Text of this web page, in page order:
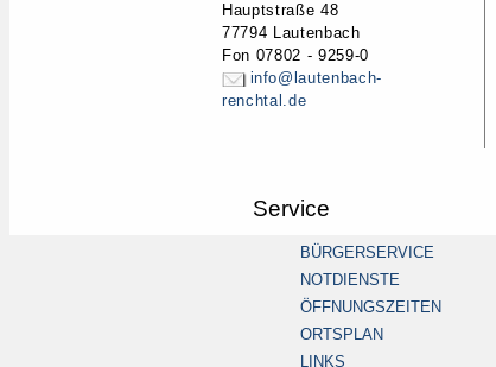
Hauptstraße 48
77794 Lautenbach
Fon 07802 - 9259-0
info@lautenbach-
renchtal.de
Service
BÜRGERSERVICE
NOTDIENSTE
ÖFFNUNGSZEITEN
ORTSPLAN
LINKS